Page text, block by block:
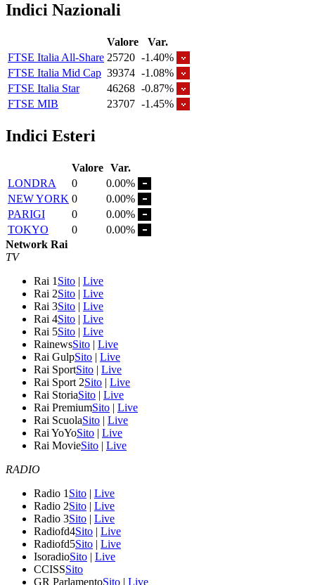
Indici Nazionali
Valore
Var.
FTSE Italia All-Share 25720 -1.40%
FTSE Italia Mid Cap 39374 -1.08%
FTSE Italia Star
46268 -0.87%
FTSE MIB
23707 -1.45%
Indici Esteri
Valore Var.
LONDRA
0
0.00%
NEW YORK 0
0.00%
PARIGI
0
0.00%
TOKYO
0
0.00%
Network Rai
TV
Rai 1 Sito | Live
Rai 2Sito | Live
Rai 3Sito | Live
Rai 4Sito | Live
Rai 5Sito | Live
RainewsSito | Live
Rai GulpSito | Live
Rai SportSito | Live
Rai Sport 2Sito | Live
Rai StoriaSito | Live
Rai PremiumSito | Live
Rai ScuolaSito | Live
Rai YoYoSito | Live
Rai MovieSito | Live
RADIO
Radio 1 Sito | Live
Radio 2Sito | Live
Radio 3Sito | Live
Radiofd4Sito | Live
Radiofd5Sito | Live
IsoradioSito | Live
CCISSSito
GR ParlamentoSito | Live